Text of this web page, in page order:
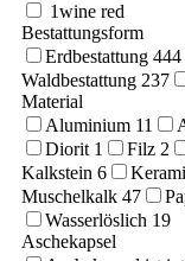
1wine red
Bestattungsform
Erdbestattung 444
Waldbestattung 237
Material
Aluminium 11
Diorit 1 Filz 2
Kalkstein 6
Muschelkalk 47
Wasserlöslich 19
Aschekapsel